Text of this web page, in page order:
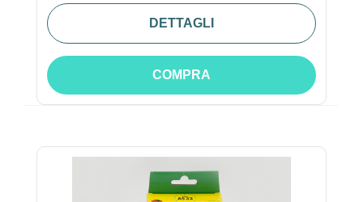
DETTAGLI
COMPRA